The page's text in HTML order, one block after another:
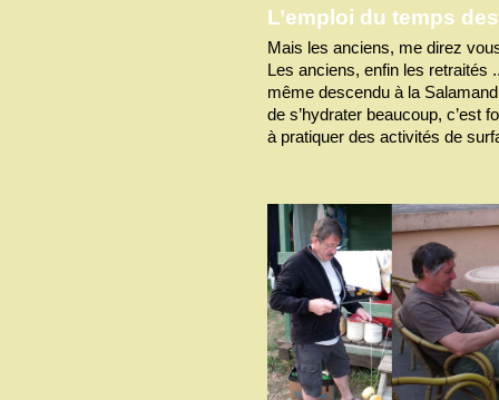
L’emploi du temps
Mais les anciens, me direz
Les anciens, enfin les retraités
même descendu à la
de s’hydrater beaucoup, c’est
à pratiquer des activités de